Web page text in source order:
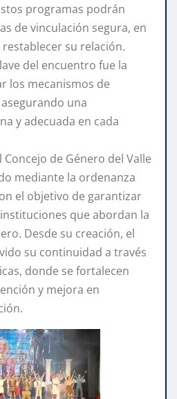
programas podrán
de vinculación segura, en
su relación.
del encuentro fue la
los mecanismos de
una
y adecuada en cada
de Género del Valle
mediante la ordenanza
el objetivo de garantizar
que abordan la
Desde su creación, el
su continuidad a través
donde se fortalecen
y mejora en